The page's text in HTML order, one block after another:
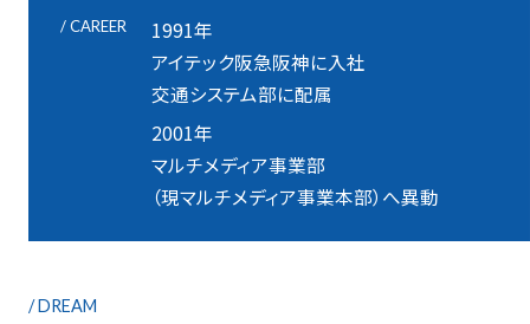
/ CAREER
1991年
アイテック阪急阪神に入社
交通システム部に配属
2001年
マルチメディア事業部
（現マルチメディア事業本部）へ異動
/ DREAM